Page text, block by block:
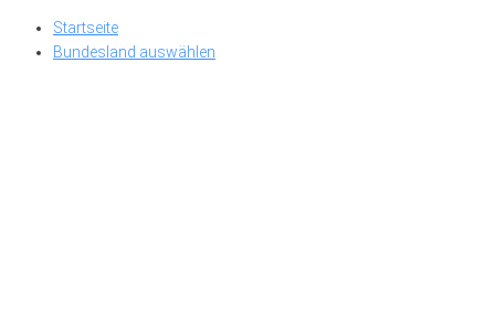
Skip
Startseite
Bundesland auswählen